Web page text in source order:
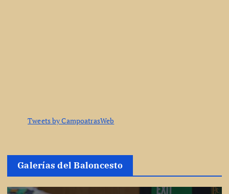
Tweets by CampoatrasWeb
Galerías del Baloncesto